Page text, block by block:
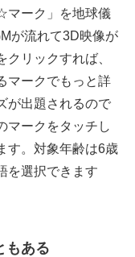
マーク」を地球儀
が流れて3D映像が
リックすれば、
マークでもっと詳
が出題されるので
マークをタッチし
す。対象年齢は6歳
を選択できます
もある